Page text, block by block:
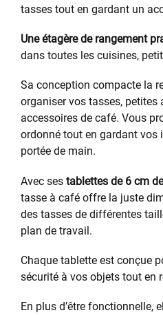
tasses tout en gardant un
Une étagère de rangement
dans toutes les cuisines,
Sa conception compacte la
organiser vos tasses, petites
accessoires de café. Vous
ordonné tout en gardant vos
portée de main.
Avec ses tablettes de 6 cm
tasse à café offre la juste
des tasses de différentes
plan de travail.
Chaque tablette est conçue
sécurité à vos objets tout en
En plus d’être fonctionnelle,